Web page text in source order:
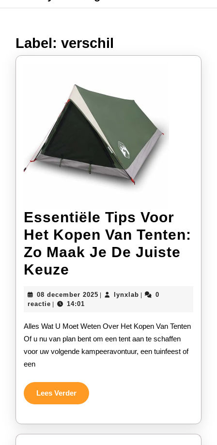
Label: verschil
Essentiële Tips Voor
Het Kopen Van Tenten:
Zo Maak Je De Juiste
Keuze
Voor
Het
Kopen
Van
Zo
Maak
Je
08 december 2025 08
lynxlablynxlab
0
reactie
14:01
Alles Wat U Moet Weten Over Het Kopen Van Tenten
Of u nu van plan bent om een tent aan te schaffen
voor uw volgende kampeeravontuur, een tuinfeest of
een
Lees VerderLees
Verder